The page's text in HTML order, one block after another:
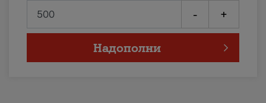
- +
Надополни